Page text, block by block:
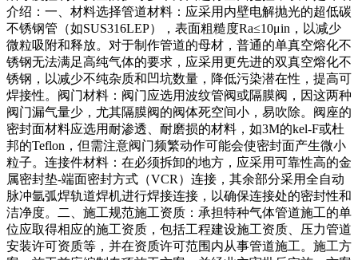
介绍：一、材料选择管道材料：应采用内壁电解抛光的超低碳
不锈钢管（如SUS316LEP），表面粗糙度Ra≤10μin，以减少
微粒吸附和释放。对于制作管道的母材，普通的单真空熔化不
锈钢无法满足高纯气体的要求，应采用更先进的双真空熔化不
锈钢，以减少不纯杂质和凹坑数量，降低污染潜在性，提高可
焊接性。阀门材料：阀门应选用波纹管阀或隔膜阀，因这两种
阀门漏气量少，尤其隔膜阀的阀体死空间小，易吹除。阀座的
密封面材料应选用耐渗透、耐磨损的材料，如3M的kel-F或杜
邦的Teflon，但需注意阀门频繁动作可能会使密封面产生微小
粒子。连接件材料：在必须拆卸的地方，应采用可靠性高的金
属密封垫-端面密封方式（VCR）连接，其余部分采用全自动
脉冲氩弧焊轨道焊机进行焊接连接，以确保连接处的密封性和
洁净度。二、施工规范施工资质：承担特种气体管道施工的单
位应取得相应的施工资质，包括工程建设施工资质、压力管道
安装许可资质等，并在资质许可范围内从事管道施工。施工方